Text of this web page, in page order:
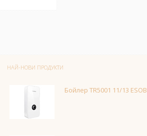
НАЙ-НОВИ ПРОДУКТИ
Бойлер TR5001 11/13 ESOB